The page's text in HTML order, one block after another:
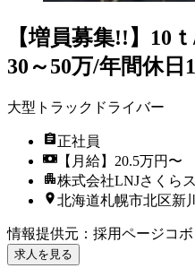
【増員募集!!】10
30～50万/年間休日
大型トラックドライバー
正社員
【月給】20.5万円〜
株式会社LNJさくら
北海道札幌市北区新
情報提供元 ： 採用ページコボ
求人を見る